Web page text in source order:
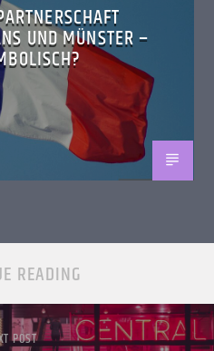
UND MÜNSTER –
READING
POST